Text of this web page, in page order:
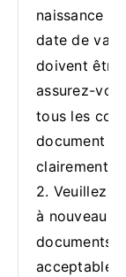
naissance
date de
doivent être
assurez-
tous les
document
clairement
2. Veuillez
à nouveau
documents
acceptables